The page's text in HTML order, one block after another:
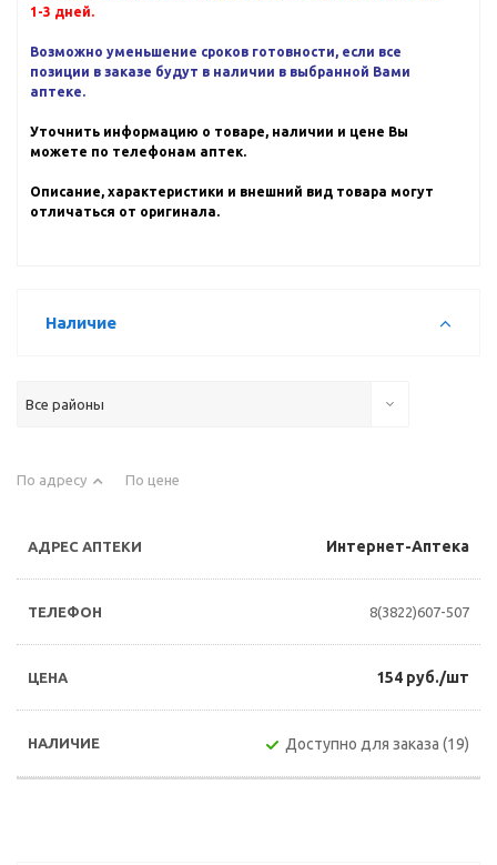
1-3 дней.
Возможно уменьшение сроков готовности, если все
позиции в заказе будут в наличии в выбранной Вами
аптеке.
Уточнить информацию о товаре, наличии и цене Вы
можете по телефонам аптек.
Описание, характеристики и внешний вид товара могут
отличаться от оригинала.
Наличие
Все районы
По адресу По цене
Интернет-Аптека
8(3822)607-507
154 руб./шт
Доступно для заказа (19)